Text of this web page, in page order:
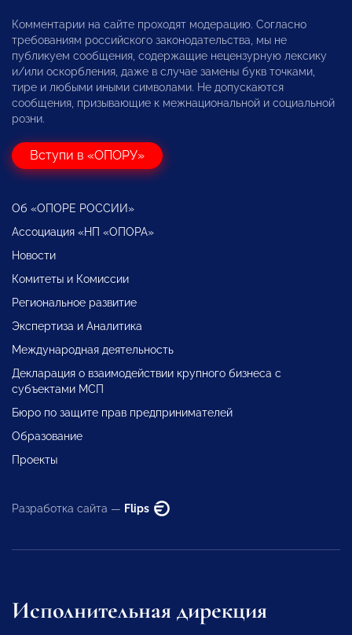
Комментарии на сайте проходят модерацию. Согласно
требованиям российского законодательства, мы не
публикуем сообщения, содержащие нецензурную лексику
и/или оскорбления, даже в случае замены букв точками,
тире и любыми иными символами. Не допускаются
сообщения, призывающие к межнациональной и социальной
розни.
Вступи в «ОПОРУ»
Об «ОПОРЕ РОССИИ»
Ассоциация «НП «ОПОРА»
Новости
Комитеты и Комиссии
Региональное развитие
Экспертиза и Аналитика
Международная деятельность
Декларация о взаимодействии крупного бизнеса с
субъектами МСП
Бюро по защите прав предпринимателей
Образование
Проекты
Разработка сайта — Flips
Исполнительная дирекция